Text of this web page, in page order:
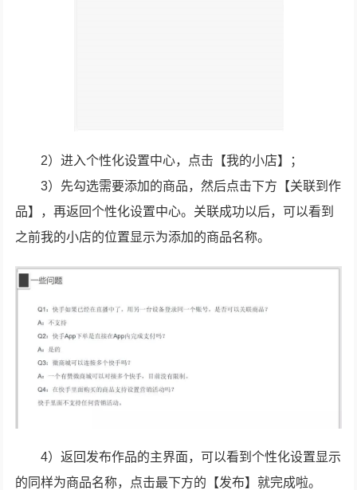
2）进入个性化设置中心，点击【我的小店】；
3）先勾选需要添加的商品，然后点击下方【关联到作
品】，再返回个性化设置中心。关联成功以后，可以看到
之前我的小店的位置显示为添加的商品名称。
4）返回发布作品的主界面，可以看到个性化设置显示
的同样为商品名称，点击最下方的【发布】就完成啦。